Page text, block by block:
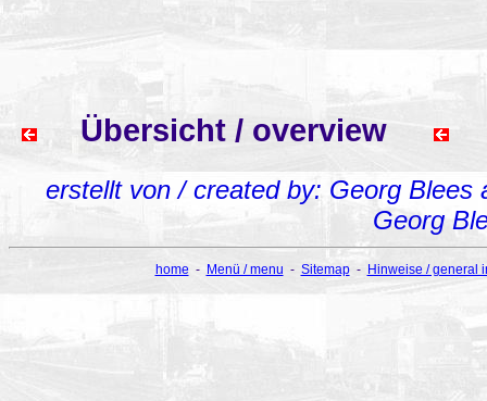
Übersicht / overview
erstellt von / created by: Georg Blees
Georg
home - Menü / menu - Sitemap- Hinweise / general